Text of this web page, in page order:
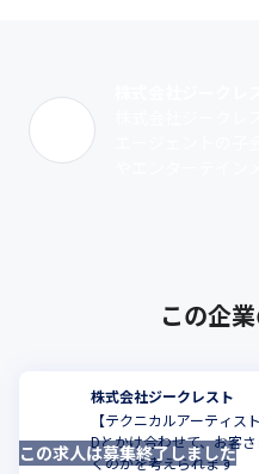
この企
株式会社ジークレスト
【テクニカルアーティ
Dとかけ合わせて、お客
くのかを考えられます
この求人は募集終了しました